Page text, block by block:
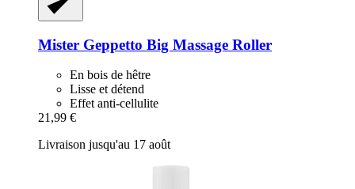
Mister Geppetto Big Massage Roller
En bois de hêtre
Lisse et détend
Effet anti-cellulite
21,99 €
Livraison jusqu'au 17 août